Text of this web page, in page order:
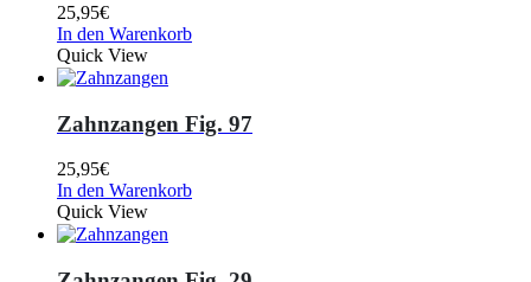
25,95€
In den Warenkorb
Quick View
Zahnzangen Fig. 97
25,95€
In den Warenkorb
Quick View